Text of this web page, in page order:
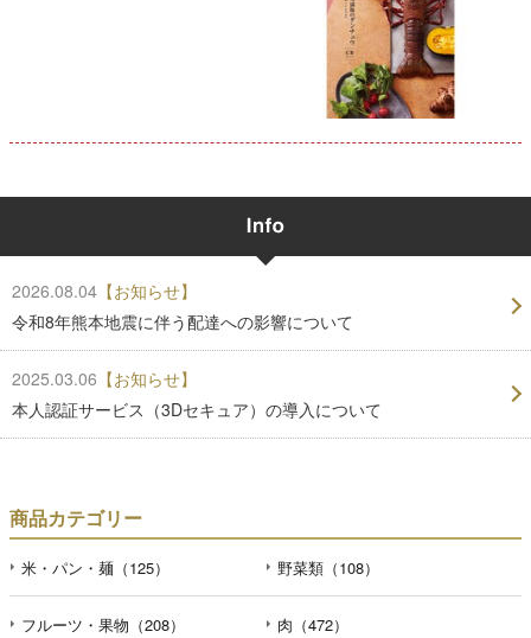
2026.08.04 【お知らせ】
令和8年熊本地震に伴う配達への影響について
2025.03.06 【お知らせ】
本人認証サービス（3Dセキュア）の導入について
商品カテゴリー
米・パン・麺（125） 野菜類（108）
フルーツ・果物（208） 肉（472）